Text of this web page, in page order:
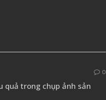
0
quả trong chụp ảnh sản